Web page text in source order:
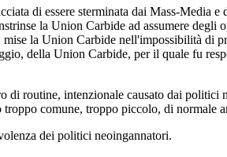
di essere sterminata dai Mass-Media
la Union Carbide ad assumere
la Union Carbide nell'impossibilità di
della Union Carbide, per il quale fu
di routine, intenzionale causato dai
comune, troppo piccolo, di normale
dei politici neoingannatori.